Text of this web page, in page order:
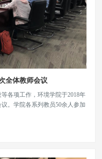
全体教师会议
各项工作，环境学院于2018年
。学院各系列教员50余人参加